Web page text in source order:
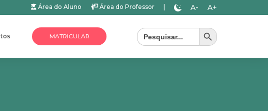
Área do Aluno Área do Professor A- A+
MATRICULAR
Search
for:
Search Button